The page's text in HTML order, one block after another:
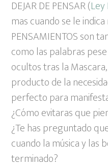
DEJAR DE PENSAR (
mas cuando se le
PENSAMIENTOS son
como las palabras
ocultos tras la
producto de la
perfecto para
¿Cómo evitaras que
¿Te has preguntado
cuando la música y las
terminado?